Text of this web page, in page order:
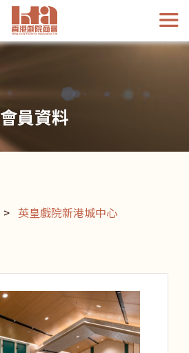
會員資料
> 英皇戲院新港城中心